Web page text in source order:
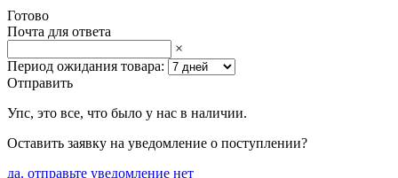
Готово
Почта для ответа
×
Период ожидания товара:
Отправить
Упс, это все, что было у нас в наличии.
Оставить заявку на уведомление о поступлении?
да, отправьте уведомление нет